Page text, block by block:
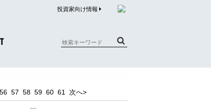
投資家向け情報
56 57 58 59 60 61 次へ>